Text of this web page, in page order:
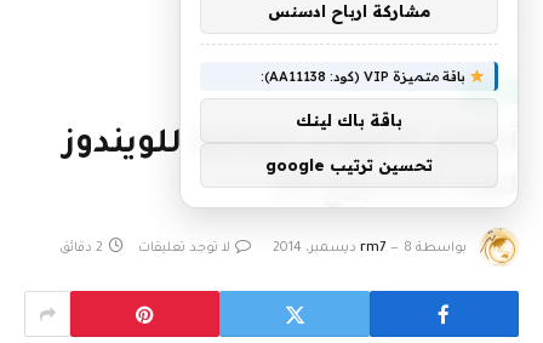
GAME
أفضل 5 ألعاب مجانية للويندوز
لهذا الأسبوع (2)
بواسطة rm7 8 ديسمبر، 2014 لا توجد تعليقات 2 دقائق
مشاركة ارباح ادسنس
باقة متميزة VIP (كود: AA11138):
باقة باك لينك
تحسين ترتيب google